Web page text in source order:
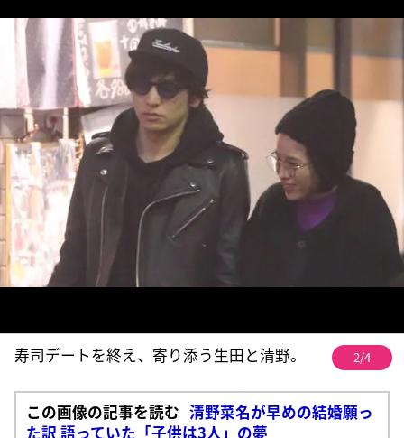
寿司デートを終え、寄り添う生田と清野。 2/4
この画像の記事を読む 清野菜名が早めの結婚願っ
た訳 語っていた「子供は3人」の夢